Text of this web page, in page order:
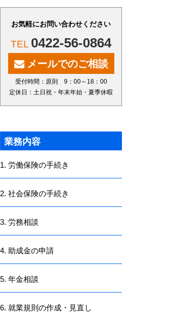
お気軽にお問い合わせください
0422-56-0864
メールでのご相談
受付時間：原則 9：00～18：00
定休日：土日祝・年末年始・夏季休暇
業務内容
1. 労働保険の手続き
2. 社会保険の手続き
3. 労務相談
4. 助成金の申請
5. 年金相談
6. 就業規則の作成・見直し